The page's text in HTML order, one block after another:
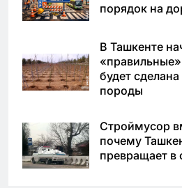
порядок на
В Ташкенте
будет
породы
Строймусор
почему
превращает в